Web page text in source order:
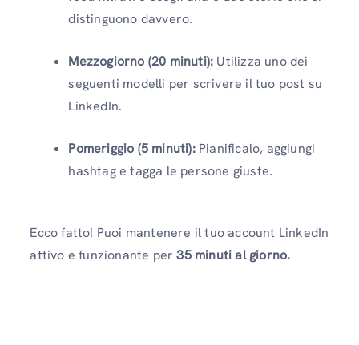
distinguono davvero.
Mezzogiorno (20 minuti): Utilizza uno dei
seguenti modelli per scrivere il tuo post su
LinkedIn.
Pomeriggio (5 minuti):Pianificalo, aggiungi
hashtag e tagga le persone giuste.
Ecco fatto! Puoi mantenere il tuo account LinkedIn
attivo e funzionante per 35 minuti al giorno.